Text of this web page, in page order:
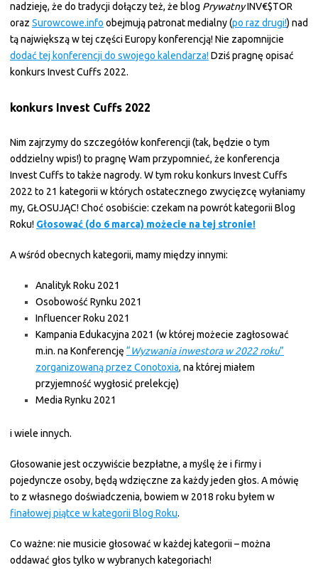
nadzieję, że do tradycji dołączy też, że blog PrywatnyINV€$TOR
oraz Surowcowe.info obejmują patronat medialny (po raz drugi!) nad
tą największą w tej części Europy konferencją! Nie zapomnijcie
dodać tej konferencji do swojego kalendarza! Dziś pragnę opisać
konkurs Invest Cuffs 2022.
konkurs Invest Cuffs 2022
Nim zajrzymy do szczegółów konferencji (tak, będzie o tym
oddzielny wpis!) to pragnę Wam przypomnieć, że konferencja
Invest Cuffs to także nagrody. W tym roku konkurs Invest Cuffs
2022 to 21 kategorii w których ostatecznego zwycięzcę wyłaniamy
my, GŁOSUJĄC! Choć osobiście: czekam na powrót kategorii Blog
Roku! Głosować (do 6 marca) możecie na tej stronie!
A wśród obecnych kategorii, mamy między innymi:
Analityk Roku 2021
Osobowość Rynku 2021
Influencer Roku 2021
Kampania Edukacyjna 2021 (w której możecie zagłosować
m.in. na Konferencję “Wyzwania inwestora w 2022 roku”
zorganizowaną przez Conotoxia, na której miałem
przyjemność wygłosić prelekcję)
Media Rynku 2021
i wiele innych.
Głosowanie jest oczywiście bezpłatne, a myślę że i firmy i
pojedyncze osoby, będą wdzięczne za każdy jeden głos. A mówię
to z własnego doświadczenia, bowiem w 2018 roku byłem w
finałowej piątce w kategorii Blog Roku.
Co ważne: nie musicie głosować w każdej kategorii – można
oddawać głos tylko w wybranych kategoriach!